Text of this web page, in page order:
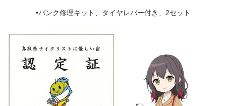
•パンク修理キット、タイヤレバー付き、2セット